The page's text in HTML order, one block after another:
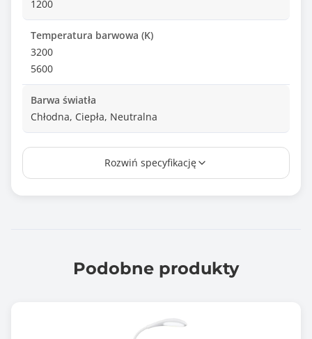
1200
Temperatura barwowa (K)
3200
5600
Barwa światła
Chłodna, Ciepła, Neutralna
Zasilanie
Informacje dodatkowe
Strumień świetlny: max. 1200 lm
Liczba diod LED: 160
Siła świecenia regulowana: 10-100%
Rozwiń specyfikację
Podobne produkty